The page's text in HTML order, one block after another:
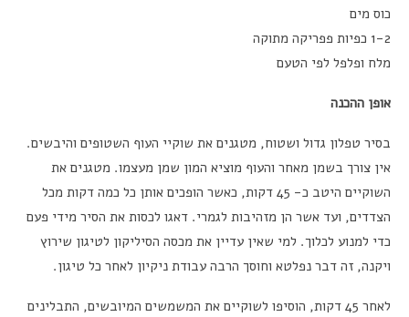
כוס מים
1-2 כפיות פפריקה מתוקה
מלח ופלפל לפי הטעם
אופן ההכנה
בסיר טפלון גדול ושטוח, מטגנים את שוקיי העוף השטופים והיבשים.
אין צורך בשמן מאחר והעוף מוציא המון שמן מעצמו. מטגנים את
השוקיים היטב כ- 45 דקות, כאשר הופכים אותן כל כמה דקות מכל
הצדדים, ועד אשר הן מזהיבות לגמרי. דאגו לכסות את הסיר מידי פעם
כדי למנוע לכלוך. למי שאין עדיין את מכסה הסיליקון לטיגון שירוץ
ויקנה, זה דבר נפלטא וחוסך הרבה עבודת ניקיון לאחר כל טיגון.
לאחר 45 דקות, הוסיפו לשוקיים את המשמשים המיובשים, התבלינים